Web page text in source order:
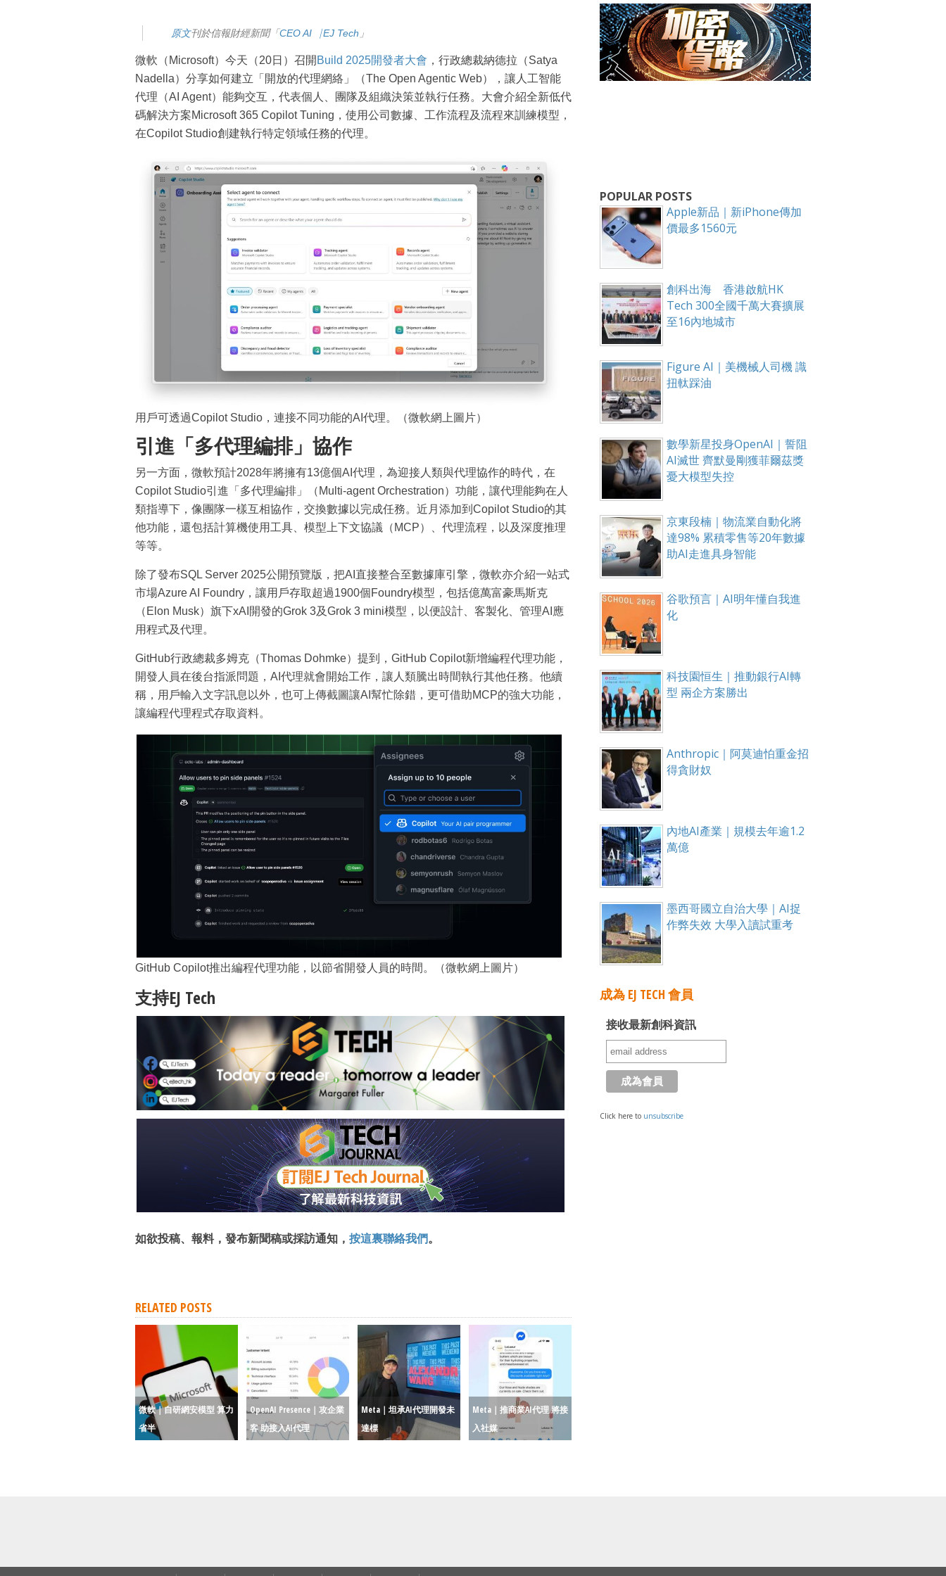
原文刊於信報財經新聞「CEO AI⎹ EJ Tech 」
微軟（Microsoft）今天（20日）召開 Build 2025開發者大會 ，行政總裁納德拉（Satya
Nadella）分享如何建立「開放的代理網絡」（The Open Agentic Web），讓人工智能
代理（AI Agent）能夠交互，代表個人、團隊及組織決策並執行任務。大會介紹全新低代
碼解決方案Microsoft 365 Copilot Tuning，使用公司數據、工作流程及流程來訓練模型，
在Copilot Studio創建執行特定領域任務的代理。
用戶可透過Copilot Studio，連接不同功能的AI代理。（微軟網上圖片）
引進「多代理編排」協作
另一方面，微軟預計2028年將擁有13億個AI代理，為迎接人類與代理協作的時代，在
Copilot Studio引進「多代理編排」（Multi-agent Orchestration）功能，讓代理能夠在人
類指導下，像團隊一樣互相協作，交換數據以完成任務。近月添加到Copilot Studio的其
他功能，還包括計算機使用工具、模型上下文協議（MCP）、代理流程，以及深度推理
等等。
除了發布SQL Server 2025公開預覽版，把AI直接整合至數據庫引擎，微軟亦介紹一站式
市場Azure AI Foundry，讓用戶存取超過1900個Foundry模型，包括億萬富豪馬斯克
（Elon Musk）旗下xAI開發的Grok 3及Grok 3 mini模型，以便設計、客製化、管理AI應
用程式及代理。
GitHub行政總裁多姆克（Thomas Dohmke）提到，GitHub Copilot新增編程代理功能，
開發人員在後台指派問題，AI代理就會開始工作，讓人類騰出時間執行其他任務。他續
稱，用戶輸入文字訊息以外，也可上傳截圖讓AI幫忙除錯，更可借助MCP的強大功能，
讓編程代理程式存取資料。
GitHub Copilot推出編程代理功能，以節省開發人員的時間。（微軟網上圖片）
支持EJ Tech
如欲投稿、報料，發布新聞稿或採訪通知， 按這裏聯絡我們。
RELATED POSTS
微軟｜自研網安模型 算力
省半
OpenAI Presence｜攻企業
客 助接入AI代理
Meta｜坦承AI代理開發未
達標
Meta｜推商業AI代理 將接
入社媒
POPULAR POSTS
Apple新品｜新iPhone傳加
價最多1560元
創科出海 香港啟航HK
Tech 300全國千萬大賽擴展
至16內地城市
Figure AI｜美機械人司機 識
扭軚踩油
數學新星投身OpenAI｜誓阻
AI滅世 齊默曼剛獲菲爾茲獎
憂大模型失控
京東段楠｜物流業自動化將
達98% 累積零售等20年數據
助AI走進具身智能
谷歌預言｜AI明年懂自我進
化
科技園恒生｜推動銀行AI轉
型 兩企方案勝出
Anthropic｜阿莫迪怕重金招
得貪財奴
內地AI產業｜規模去年逾1.2
萬億
墨西哥國立自治大學｜AI捉
作弊失效 大學入讀試重考
成為 EJ TECH 會員
接收最新創科資訊
Click here to unsubscribe
成為 EJ Tech 會員